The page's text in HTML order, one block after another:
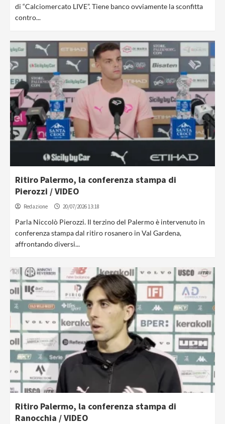
di “Calciomercato LIVE”. Tiene banco ovviamente la sconfitta
contro...
Ritiro Palermo, la conferenza stampa di
Pierozzi / VIDEO
Redazione 20/07/2026 13:18
Parla Niccolò Pierozzi. Il terzino del Palermo è intervenuto in
conferenza stampa dal ritiro rosanero in Val Gardena,
affrontando diversi...
Ritiro Palermo, la conferenza stampa di
Ranocchia / VIDEO